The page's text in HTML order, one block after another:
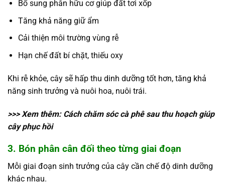
Bổ sung phân hữu cơ giúp đất tơi xốp
Tăng khả năng giữ ẩm
Cải thiện môi trường vùng rễ
Hạn chế đất bí chặt, thiếu oxy
Khi rễ khỏe, cây sẽ hấp thu dinh dưỡng tốt hơn, tăng khả
năng sinh trưởng và nuôi hoa, nuôi trái.
>>> Xem thêm: Cách chăm sóc cà phê sau thu hoạch giúp
cây phục hồi
3. Bón phân cân đối theo từng giai đoạn
Mỗi giai đoạn sinh trưởng của cây cần chế độ dinh dưỡng
khác nhau.